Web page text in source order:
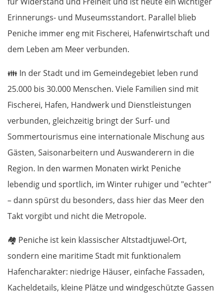
Erinnerungs- und Museumsstandort. Parallel blieb
Peniche immer eng mit Fischerei, Hafenwirtschaft und
dem Leben am Meer verbunden.
👪 In der Stadt und im Gemeindegebiet leben rund
25.000 bis 30.000 Menschen. Viele Familien sind mit
Fischerei, Hafen, Handwerk und Dienstleistungen
verbunden, gleichzeitig bringt der Surf- und
Sommertourismus eine internationale Mischung aus
Gästen, Saisonarbeitern und Auswanderern in die
Region. In den warmen Monaten wirkt Peniche
lebendig und sportlich, im Winter ruhiger und "echter"
– dann spürst du besonders, dass hier das Meer den
Takt vorgibt und nicht die Metropole.
🏘️ Peniche ist kein klassischer Altstadtjuwel-Ort,
sondern eine maritime Stadt mit funktionalem
Hafencharakter: niedrige Häuser, einfache Fassaden,
Kacheldetails, kleine Plätze und windgeschützte Gassen